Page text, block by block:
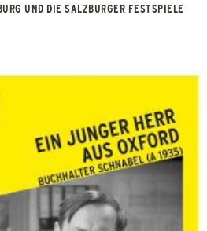
UND DIE SALZBURGER FESTSPIELE